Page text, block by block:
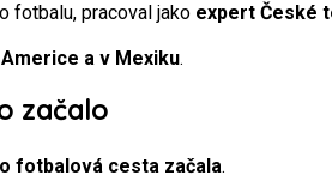
fotbalu, pracoval jako expert České
a v Mexiku.
začalo
fotbalová cesta začala.